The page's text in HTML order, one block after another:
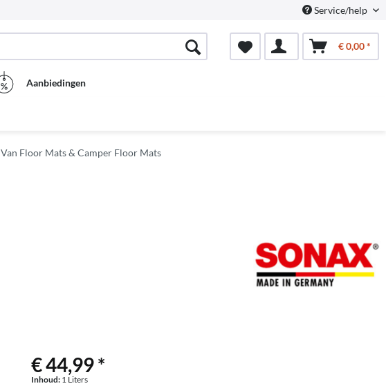
Service/help
€ 0,00 *
Aanbiedingen
Van Floor Mats & Camper Floor Mats
€ 44,99 *
Inhoud: 1 Liters